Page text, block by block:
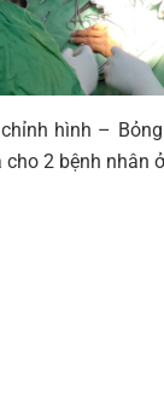
hình –
2 bệnh nhân